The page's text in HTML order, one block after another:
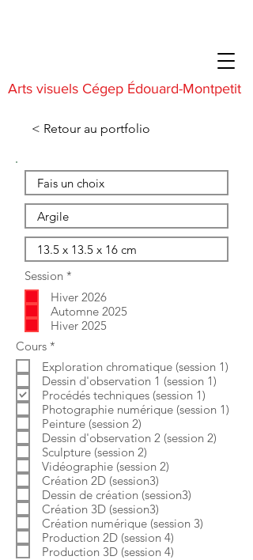
Arts visuels Cégep Édouard-Montpetit
< Retour au portfolio
Session *
l
i
g
a
i
r
e
Hiver 2026
Automne 2025
Hiver 2025
Cours *
l
i
g
a
t
o
i
r
e
Exploration chromatique (session 1)
Dessin d'observation 1 (session 1)
Procédés techniques (session 1)
Photographie numérique (session 1)
Peinture (session 2)
Dessin d'observation 2 (session 2)
Sculpture (session 2)
Vidéographie (session 2)
Création 2D (session3)
Dessin de création (session3)
Création 3D (session3)
Création numérique (session 3)
Production 2D (session 4)
Production 3D (session 4)